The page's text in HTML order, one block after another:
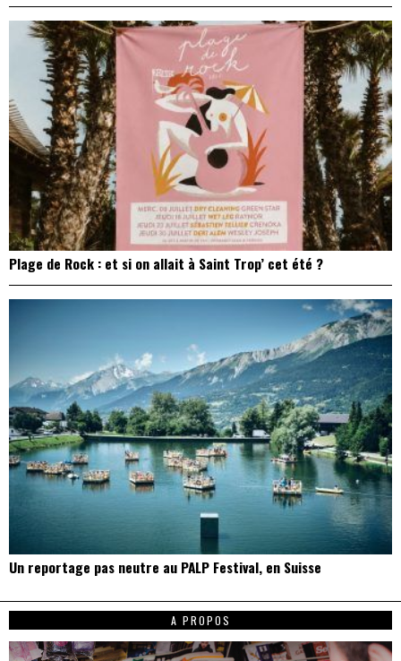
Plage de Rock : et si on allait à Saint Trop’ cet été ?
Un reportage pas neutre au PALP Festival, en Suisse
A PROPOS